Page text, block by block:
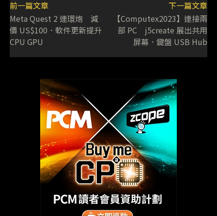
前一篇文章
Meta Quest 2 連環炮 減
價 US$100．軟件更新提升
CPU GPU
下一篇文章
【Computex2023】連接兩
部 PC j5create 展出共用
屏幕．鍵盤 USB Hub